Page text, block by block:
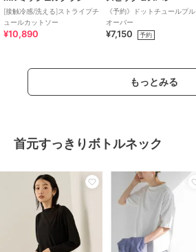
[接触冷感/洗える]ストライプチ
ュールカットソー
¥10,890
《予約》ドットチュールプル
オーバー
¥7,150 予約
もっとみる
首元すっきりボトルネック